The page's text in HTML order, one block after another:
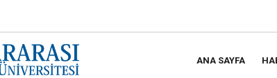
ANA SAYFA